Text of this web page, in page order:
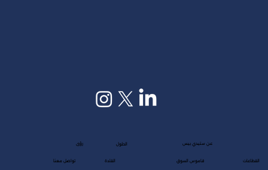
رؤى الحلول عن ستيدي بيس
تواصل معنا القادة قاموس السوق القطاعات